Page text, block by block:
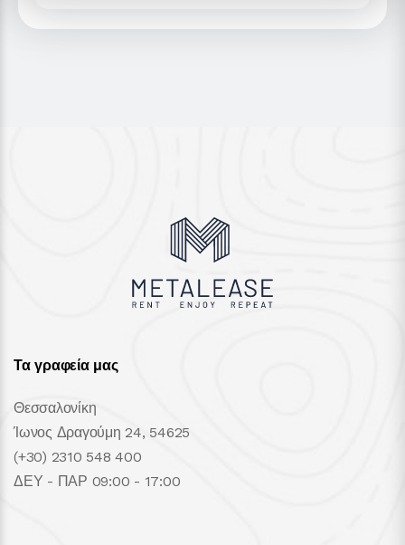
Τα γραφεία μας
Θεσσαλονίκη
Ίωνος Δραγούμη 24, 54625
(+30) 2310 548 400
ΔΕΥ - ΠΑΡ 09:00 - 17:00